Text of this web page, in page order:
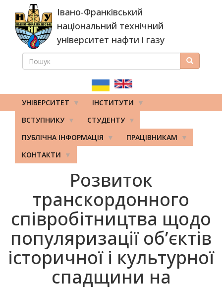
основного
вмісту
Івано-Франківський
національний технічний
університет нафти і газу
ПОШУКОВА
ПОШУК Пошук
УНІВЕРСИТЕТ
ІНСТИТУТИ
ВСТУПНИКУ
СТУДЕНТУ
ПУБЛІЧНА ІНФОРМАЦІЯ
ПРАЦІВНИКАМ
КОНТАКТИ
Розвиток
транскордонного
співробітництва щодо
популяризації об’єктів
історичної і культурної
спадщини на